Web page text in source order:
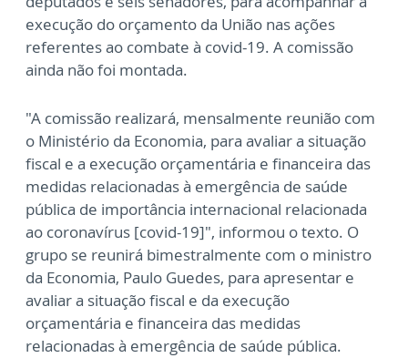
execução do orçamento da União nas ações
referentes ao combate à covid-19. A comissão
ainda não foi montada.
"A comissão realizará, mensalmente reunião com
o Ministério da Economia, para avaliar a situação
fiscal e a execução orçamentária e financeira das
medidas relacionadas à emergência de saúde
pública de importância internacional relacionada
ao coronavírus [covid-19]", informou o texto. O
grupo se reunirá bimestralmente com o ministro
da Economia, Paulo Guedes, para apresentar e
avaliar a situação fiscal e da execução
orçamentária e financeira das medidas
relacionadas à emergência de saúde pública.